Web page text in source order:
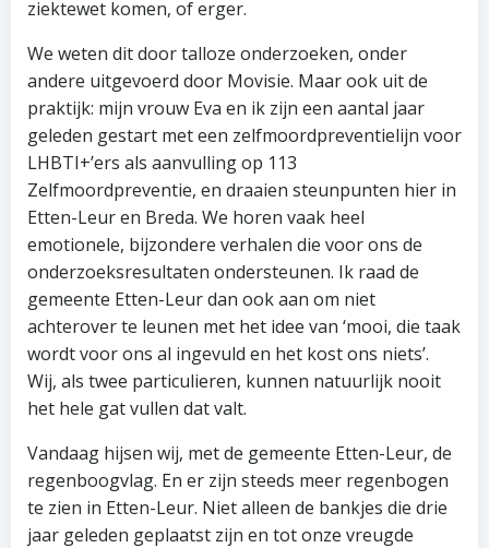
ziektewet komen, of erger.
We weten dit door talloze onderzoeken, onder
andere uitgevoerd door Movisie. Maar ook uit de
praktijk: mijn vrouw Eva en ik zijn een aantal jaar
geleden gestart met een zelfmoordpreventielijn voor
LHBTI+’ers als aanvulling op 113
Zelfmoordpreventie, en draaien steunpunten hier in
Etten-Leur en Breda. We horen vaak heel
emotionele, bijzondere verhalen die voor ons de
onderzoeksresultaten ondersteunen. Ik raad de
gemeente Etten-Leur dan ook aan om niet
achterover te leunen met het idee van ‘mooi, die taak
wordt voor ons al ingevuld en het kost ons niets’.
Wij, als twee particulieren, kunnen natuurlijk nooit
het hele gat vullen dat valt.
Vandaag hijsen wij, met de gemeente Etten-Leur, de
regenboogvlag. En er zijn steeds meer regenbogen
te zien in Etten-Leur. Niet alleen de bankjes die drie
jaar geleden geplaatst zijn en tot onze vreugde